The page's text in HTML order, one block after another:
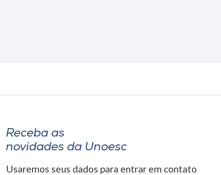
Receba as
novidades da Unoesc
Usaremos seus dados para entrar em contato